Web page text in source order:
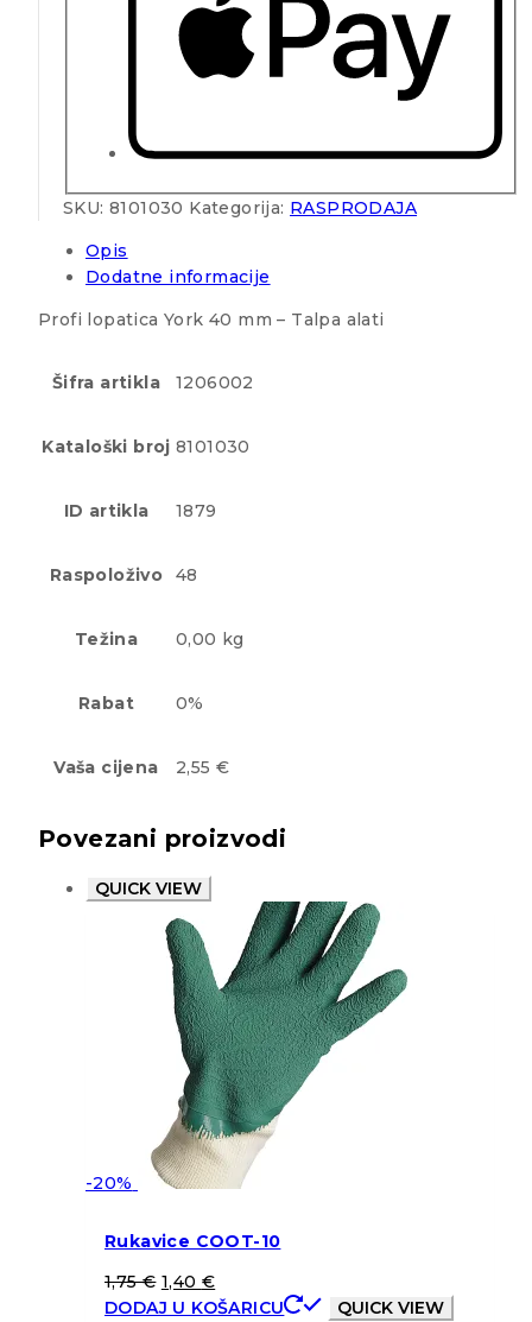
SKU: 8101030 Kategorija: RASPRODAJA
Opis
Dodatne informacije
Profi lopatica York 40 mm – Talpa alati
Šifra artikla 1206002
Kataloški broj 8101030
ID artikla 1879
Raspoloživo 48
Težina 0,00 kg
Rabat 0%
Vaša cijena 2,55 €
Povezani proizvodi
QUICK VIEW
-20%
Rukavice COOT-10
1,75€ 1,40 €
DODAJ U KOŠARICU
QUICK VIEW